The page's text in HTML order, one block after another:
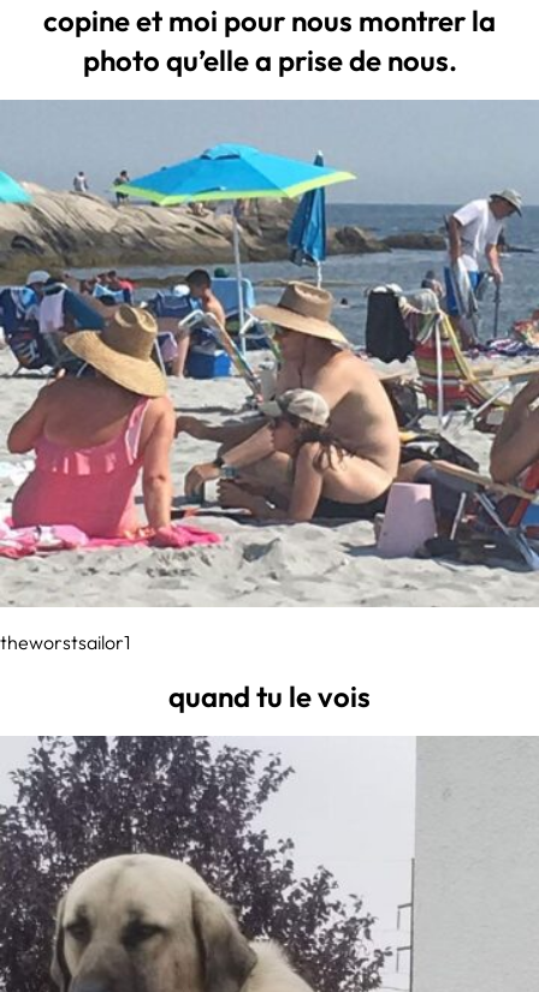
copine et moi pour nous montrer la
photo qu’elle a prise de nous.
theworstsailor1
quand tu le vois